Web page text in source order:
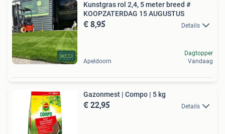
Kunstgras rol 2,4, 5 meter breed #
KOOPZATERDAG 15 AUGUSTUS
€ 8,95 Details
Apeldoorn
Dagtopper
Vandaag
Gazonmest | Compo | 5 kg
€ 22,95 Details